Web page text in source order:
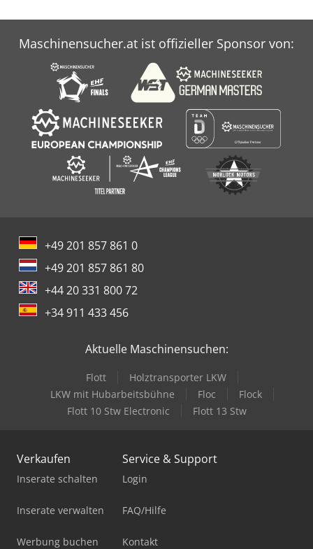
Maschinensucher.at ist offizieller Sponsor von:
+49 201 857 861 0
+49 201 857 861 80
+44 20 331 800 72
+34 911 433 456
Aktuelle Maschinensuchen:
Flott
Holztransporter LKW
LKW mit Hubarbeitsbühne
Floc
Flock
Flott 10 Stw Electronic
Flott 13 Stw
Verkaufen
Inserate schalten
Inserate verwalten
Werbung buchen
Service & Support
Login
FAQ/Hilfe
Kontakt